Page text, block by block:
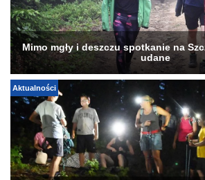
Mimo mgły i deszczu spotkanie na
udane
Aktualności